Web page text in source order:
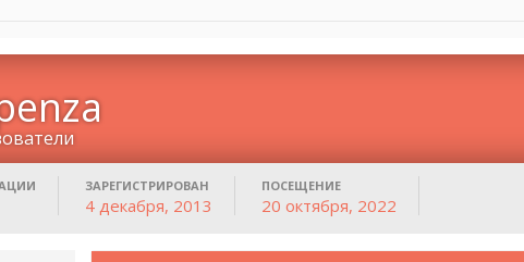
ЗАРЕГИСТРИРОВАН
4 декабря, 2013
ПОСЕЩЕНИЕ
20 октября, 2022